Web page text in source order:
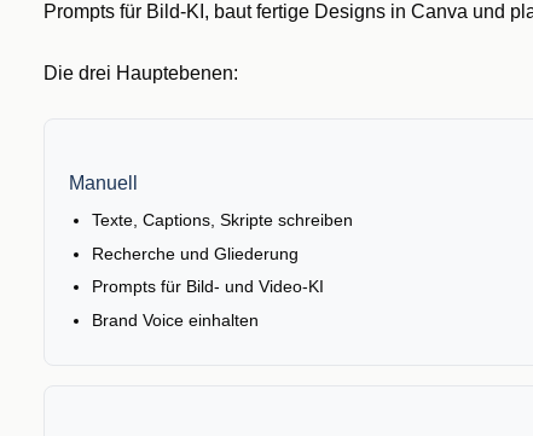
Prompts für Bild-KI, baut fertige Designs in Canva und
Die drei Hauptebenen:
Manuell
Texte, Captions, Skripte schreiben
Recherche und Gliederung
Prompts für Bild- und Video-KI
Brand Voice einhalten